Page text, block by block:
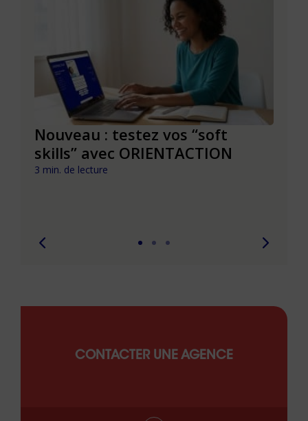
Nouveau : testez vos “soft
skills” avec ORIENTACTION
3 min. de lecture
CONTACTER UNE AGENCE